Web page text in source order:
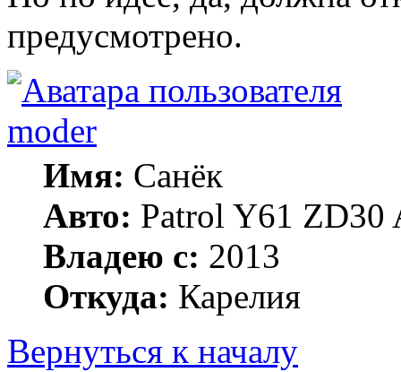
предусмотрено.
moder
Имя: Санёк
Авто: Patrol Y61 ZD30
Владею с: 2013
Откуда: Карелия
Вернуться к началу